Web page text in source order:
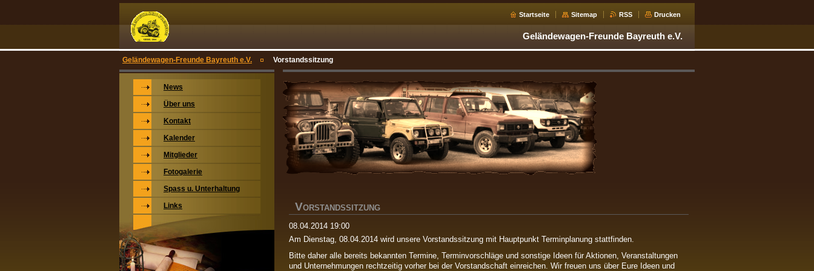
Startseite Sitemap RSS Drucken
Geländewagen-Freunde Bayreuth e.V.
Geländewagen-Freunde Bayreuth e.V. Vorstandssitzung
VORSTANDSSITZUNG
08.04.2014 19:00
Am Dienstag, 08.04.2014 wird unsere Vorstandssitzung mit Hauptpunkt Terminplanung stattfinden.
Bitte daher alle bereits bekannten Termine, Terminvorschläge und sonstige Ideen für Aktionen, Veranstaltungen
und Unternehmungen rechtzeitig vorher bei der Vorstandschaft einreichen. Wir freuen uns über Eure Ideen und
News
Über uns
Kontakt
Kalender
Mitglieder
Fotogalerie
Spass u. Unterhaltung
Links